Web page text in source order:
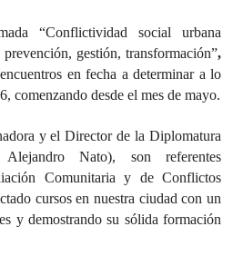
ORGÁNICA
“Conflictividad social urbana
gestión, transformación”,
en fecha a determinar a lo
comenzando desde el mes de mayo.
y el Director de la Diplomatura
Nato), son referentes
Comunitaria y de Conflictos
cursos en nuestra ciudad con un
y demostrando su sólida formación